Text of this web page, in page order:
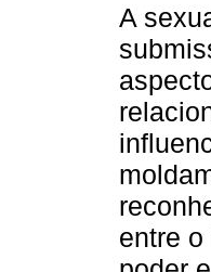
A
entre